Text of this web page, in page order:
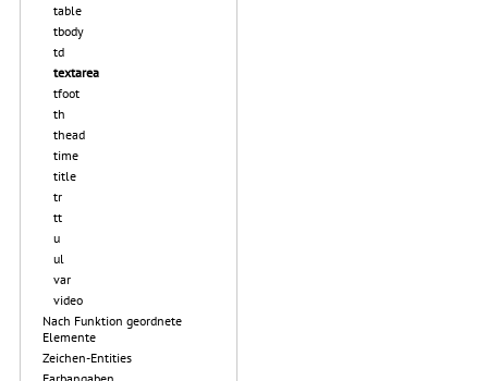
table
tbody
td
textarea
tfoot
th
thead
time
title
tr
tt
u
ul
var
video
Nach Funktion geordnete
Elemente
Zeichen-Entities